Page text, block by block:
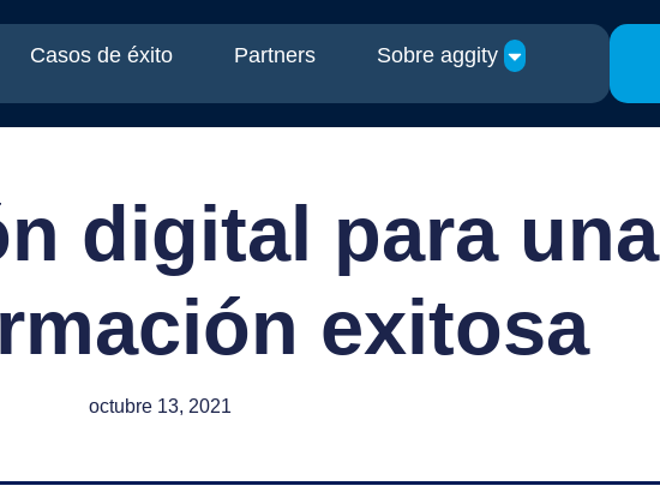
Casos de éxito Partners Sobre aggity
digital para una
exitosa
octubre 13, 2021